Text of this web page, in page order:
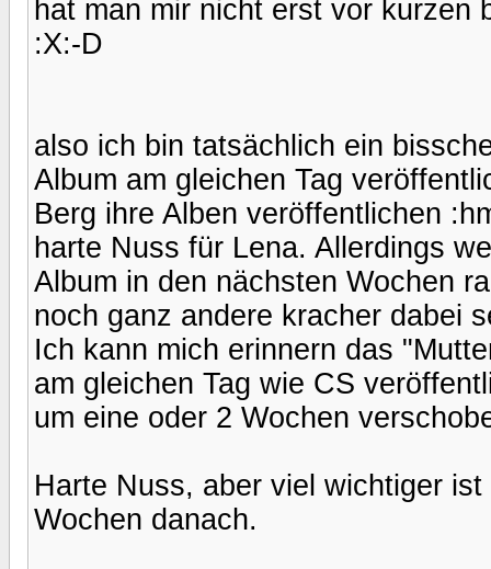
hat man mir nicht erst vor kurzen
:X:-D
also ich bin tatsächlich ein
Album am gleichen Tag
Berg ihre Alben veröffentlichen
harte Nuss für Lena. Allerdings
Album in den nächsten Wochen
noch ganz andere kracher dabei
Ich kann mich erinnern das
am gleichen Tag wie CS
um eine oder 2 Wochen
Harte Nuss, aber viel wichtiger
Wochen danach.